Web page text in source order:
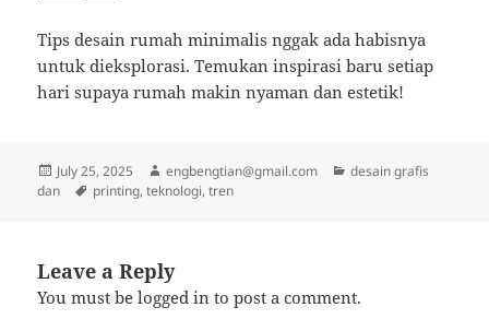
Tips desain rumah minimalis nggak ada habisnya
untuk dieksplorasi. Temukan inspirasi baru setiap
hari supaya rumah makin nyaman dan estetik!
Posted
on
July 25, 2025 Author
engbengtian@gmail.com Categories
desain grafis
dan
Tags
printing,teknologi,tren
Leave a Reply
You must belogged in to post a comment.